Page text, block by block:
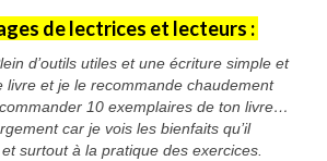
de lectrices et lecteurs :
d’outils utiles et une écriture simple et
livre et je le recommande chaudement
10 exemplaires de ton livre…
car je vois les bienfaits qu’il
surtout à la pratique des exercices.